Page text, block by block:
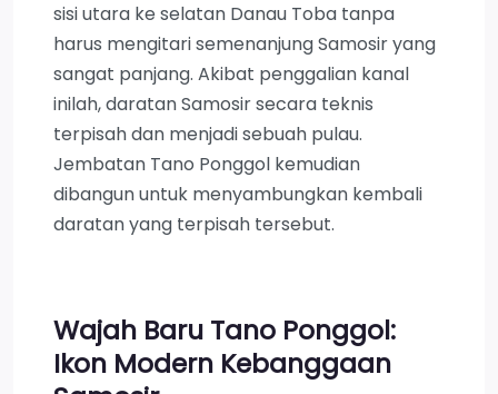
sisi utara ke selatan Danau Toba tanpa
harus mengitari semenanjung Samosir yang
sangat panjang. Akibat penggalian kanal
inilah, daratan Samosir secara teknis
terpisah dan menjadi sebuah pulau.
Jembatan Tano Ponggol kemudian
dibangun untuk menyambungkan kembali
daratan yang terpisah tersebut.
Wajah Baru Tano Ponggol:
Ikon Modern Kebanggaan